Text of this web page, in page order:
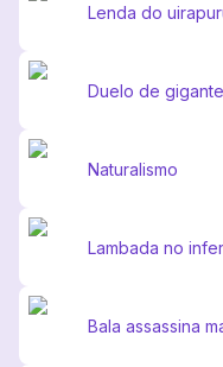
Lenda do
Duelo de
Naturalismo
Lambada no
Bala assassina